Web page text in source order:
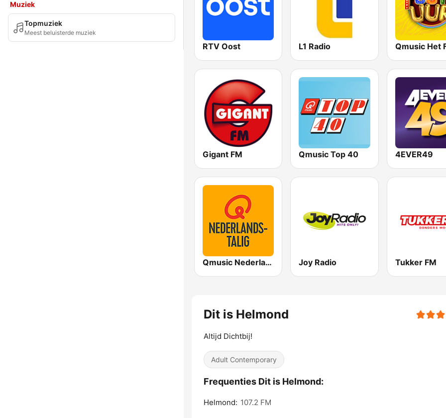
Muziek
Topmuziek
Meest beluisterde muziek
RTV Oost L1 Radio
Gigant FM Qmusic Top 40 4EVER49
Qmusic Nederlandstalig Joy Radio Tukker FM
Dit is Helmond
Altijd Dichtbij!
Adult Contemporary
Frequenties Dit is Helmond:
Helmond: 107.2 FM